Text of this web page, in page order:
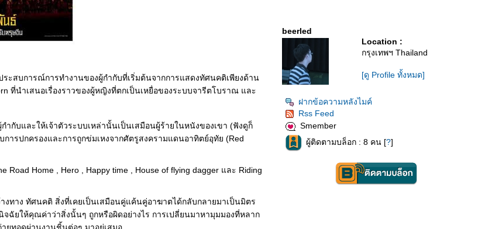
ะสบการณ์การทำงานของผู้กำกับที่เริ่มต้นจากการแสดงทัศนคติเพียงด้าน
ที่นำเสนอเรื่องราวของผู้หญิงที่ตกเป็นเหยื่อของระบบจารีตโบราณ และ
กับและให้เจ้าตัวระบบเหล่านั้นเป็นเสมือนผู้ร้ายในหนังของเขา (ฟังดูก็
ารปกครองและการถูกข่มเหงจากศัตรูสงครามแดนอาทิตย์อุทัย (Red
Home , Hero , Happy time , House of flying dagger และ Riding
งทาง ทัศนคติ สิ่งที่เคยเป็นเสมือนคู่แค้นคู่อาฆาตได้กลับกลายมาเป็นมิตร
ฉัยให้คุณค่าว่าสิ่งนั้นๆ ถูกหรือผิดอย่างไร การเปลี่ยนมาหามุมมองที่หลาก
beerled
Location :
กรุงเทพฯ Thailand
[ดู Profile ทั้งหมด]
ฝากข้อความหลังไมค์
Rss Feed
Smember
ผู้ติดตามบล็อก : 8 คน [?]